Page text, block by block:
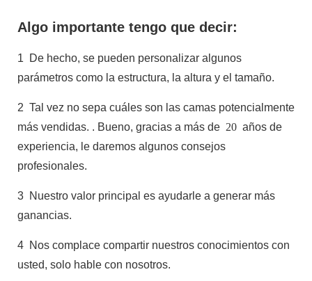
Algo importante tengo que decir:
1
De hecho, se pueden personalizar algunos
parámetros como la estructura, la altura y el tamaño.
2 Tal vez no sepa cuáles son las camas potencialmente
más vendidas. . Bueno, gracias a más de 20 años de
experiencia, le daremos algunos consejos
profesionales.
3 Nuestro valor principal es ayudarle a generar más
ganancias.
4 Nos complace compartir nuestros conocimientos con
usted, solo hable con nosotros.